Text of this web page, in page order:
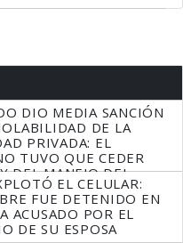
DIO MEDIA SANCIÓN
DE LA
PRIVADA: EL
TUVO QUE CEDER
DEL MANEJO DEL
EL CELULAR:
FUE DETENIDO EN
ACUSADO POR EL
DE SU ESPOSA